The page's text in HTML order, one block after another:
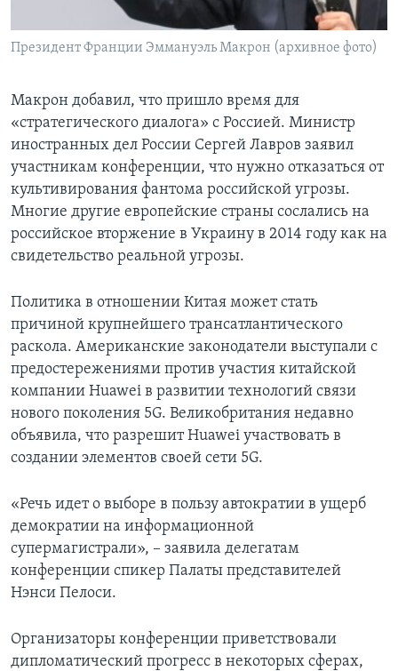
Президент Франции Эммануэль Макрон (архивное фото)
Макрон добавил, что пришло время для
«стратегического диалога» с Россией. Министр
иностранных дел России Сергей Лавров заявил
участникам конференции, что нужно отказаться от
культивирования фантома российской угрозы.
Многие другие европейские страны сослались на
российское вторжение в Украину в 2014 году как на
свидетельство реальной угрозы.
Политика в отношении Китая может стать
причиной крупнейшего трансатлантического
раскола. Американские законодатели выступали с
предостережениями против участия китайской
компании Huawei в развитии технологий связи
нового поколения 5G. Великобритания недавно
объявила, что разрешит Huawei участвовать в
создании элементов своей сети 5G.
«Речь идет о выборе в пользу автократии в ущерб
демократии на информационной
супермагистрали», – заявила делегатам
конференции спикер Палаты представителей
Нэнси Пелоси.
Организаторы конференции приветствовали
дипломатический прогресс в некоторых сферах,